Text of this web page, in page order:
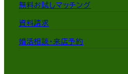
無料お試しマッチング
資料請求
婚活相談・来店予約